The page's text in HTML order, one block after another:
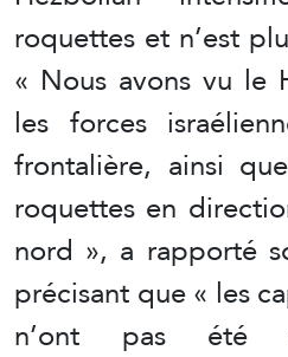
roquettes et n’est
« Nous avons vu le
les forces
frontalière, ainsi
roquettes en
nord », a rapporté
précisant que « les
n’ont pas été